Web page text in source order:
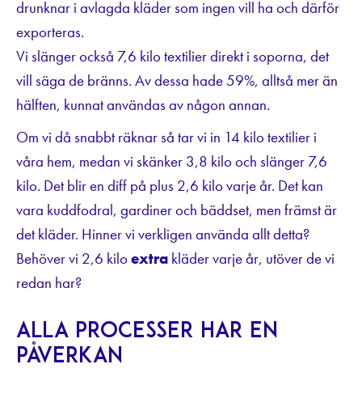
drunknar i avlagda kläder som ingen vill ha och därför
exporteras.
Vi slänger också 7,6 kilo textilier direkt i soporna, det
vill säga de bränns. Av dessa hade 59%, alltså mer än
hälften, kunnat användas av någon annan.
Om vi då snabbt räknar så tar vi in 14 kilo textilier i
våra hem, medan vi skänker 3,8 kilo och slänger 7,6
kilo. Det blir en diff på plus 2,6 kilo varje år. Det kan
vara kuddfodral, gardiner och bäddset, men främst är
det kläder. Hinner vi verkligen använda allt detta?
Behöver vi 2,6 kiloextra kläder varje år, utöver de vi
redan har?
Alla processer har en
påverkan